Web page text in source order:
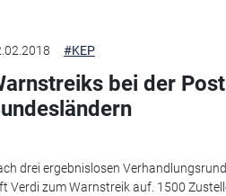
#KEP
bei der
drei ergebnislosen
Verdi zum Warnstreik auf. 1500